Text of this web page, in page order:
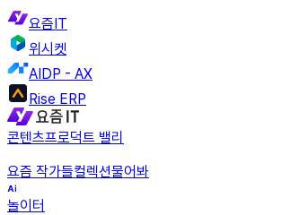
요즘IT
위시켓
AIDP - AX
Rise ERP
콘텐츠프로덕트 밸리
요즘 작가들컬렉션물어봐
놀이터